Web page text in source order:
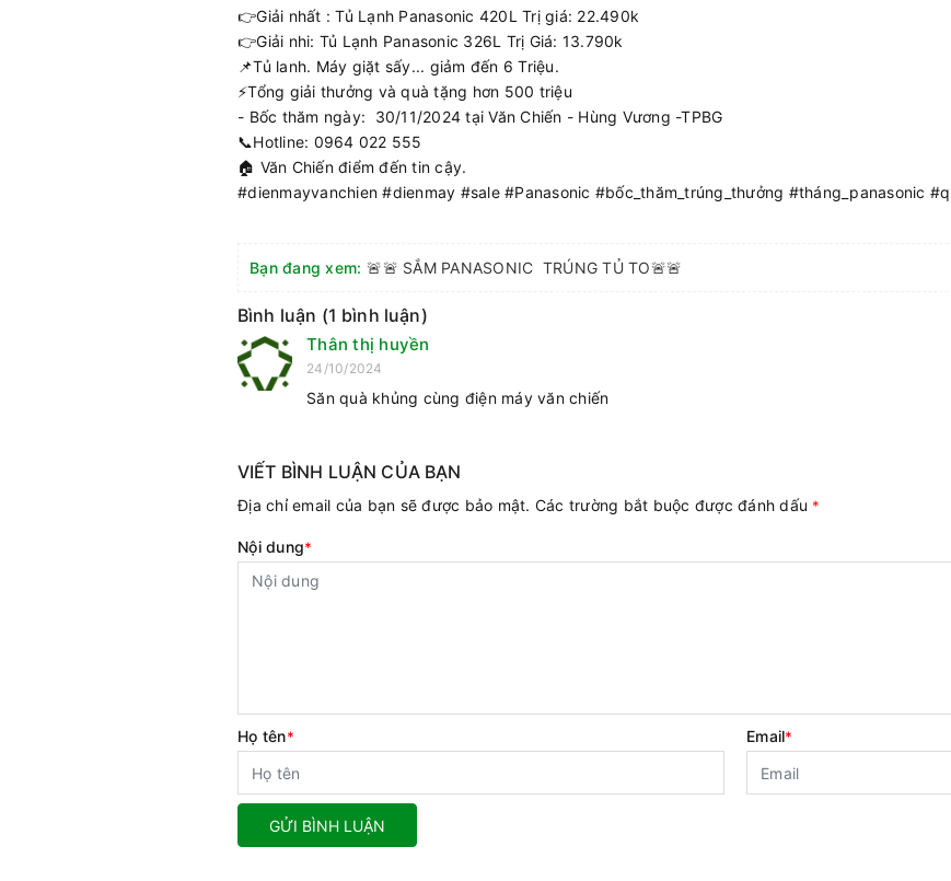
👉Giải nhất : Tủ Lạnh Panasonic 420L Trị giá: 22.490k
👉Giải nhi: Tủ Lạnh Panasonic 326L Trị Giá: 13.790k
📌Tủ lanh. Máy giặt sấy... giảm đến 6 Triệu.
⚡️Tổng giải thưởng và quà tặng hơn 500 triệu
- Bốc thăm ngày: 30/11/2024 tại Văn Chiến - Hùng Vương -TPBG
📞Hotline: 0964 022 555
🏠 Văn Chiến điểm đến tin cậy.
#dienmayvanchien #dienmay #sale #Panasonic #bốc_thăm_trúng_thưởng #tháng_panasonic
Bạn đang xem: 🚨🚨 SẮM PANASONIC TRÚNG TỦ TO🚨🚨
Bình luận (1 bình luận)
Thân thị huyền
24/10/2024
Săn quà khủng cùng điện máy văn chiến
VIẾT BÌNH LUẬN CỦA BẠN
Địa chỉ email của bạn sẽ được bảo mật. Các trường bắt buộc được đánh dấu *
Nội dung*
Họ tên* Email*
GỬI BÌNH LUẬN